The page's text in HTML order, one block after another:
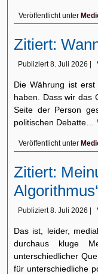
Veröffentlicht unter
Zitiert:
Publiziert 8. Juli 2026
Die Währung ist
haben. Dass wir das
Seite der Person
politischen Debatte…
Veröffentlicht unter
Zitiert:
Algorithmus‘
Publiziert 8. Juli 2026
Das ist, leider,
durchaus kluge
unterschiedlicher
für unterschiedliche